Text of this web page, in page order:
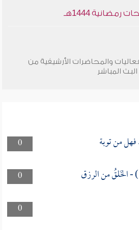
1444هـ
والمحاضرات الأرشيفية من
المباشر
0 من توبة
0
0